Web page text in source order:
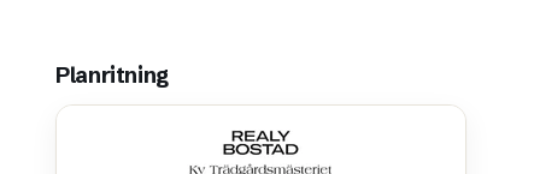
Planritning